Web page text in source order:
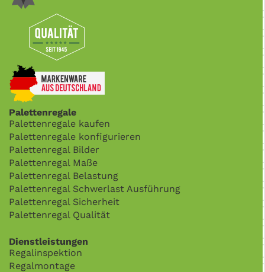
Palettenregale
Palettenregale kaufen
Palettenregale konfigurieren
Palettenregal Bilder
Palettenregal Maße
Palettenregal Belastung
Palettenregal Schwerlast Ausführung
Palettenregal Sicherheit
Palettenregal Qualität
Dienstleistungen
Regalinspektion
Regalmontage